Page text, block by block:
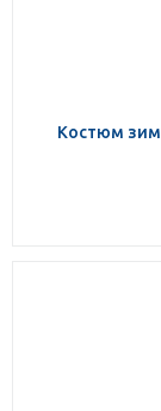
Костюм